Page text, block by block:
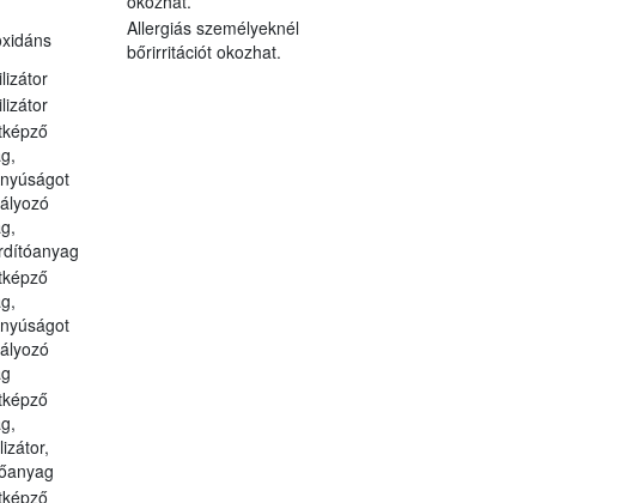
Allergiás személyeknél
bőrirritációt okozhat.